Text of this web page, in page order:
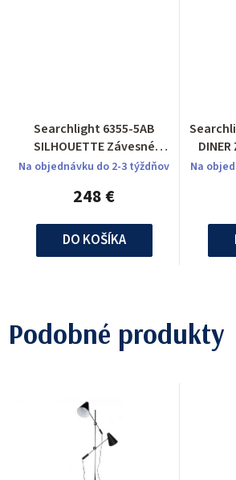
Searchlight 6355-5AB
SILHOUETTE Závesné
svietidlo
Na objednávku do 2-3 týždňov
248 €
DO KOŠÍKA
Na
Podobné produkty